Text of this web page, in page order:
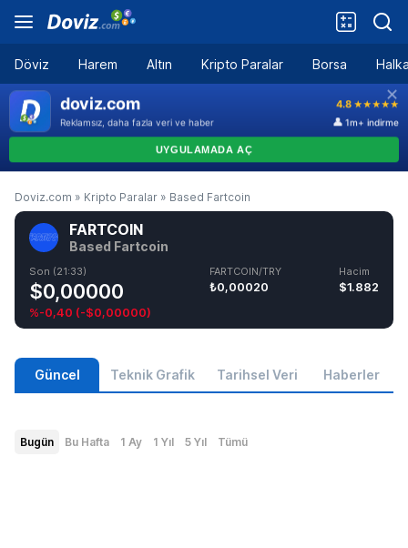
Döviz Harem Altın Kripto Paralar Borsa
Doviz.com » Kripto Paralar » Based Fartcoin
FARTCOIN
Based Fartcoin
Son (21:33)
$0,00000
%-0,40 (-$0,00000)
FARTCOIN/TRY
₺0,00020
Hacim
$1.882
Güncel Teknik Grafik Tarihsel Veri Haberler
Bugün Bu Hafta 1 Ay 1 Yıl 5 Yıl Tümü